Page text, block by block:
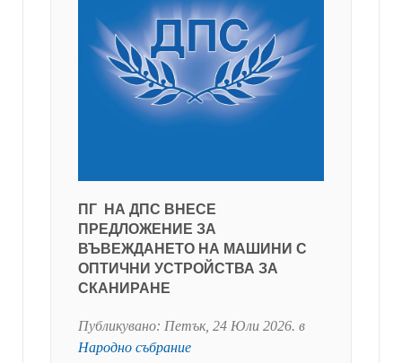
ПГ НА ДПС ВНЕСЕ
ПРЕДЛОЖЕНИЕ ЗА
ВЪВЕЖДАНЕТО НА МАШИНИ С
ОПТИЧНИ УСТРОЙСТВА ЗА
СКАНИРАНЕ
Публикувано: Петък, 24 Юли 2026. в
Народно събрание